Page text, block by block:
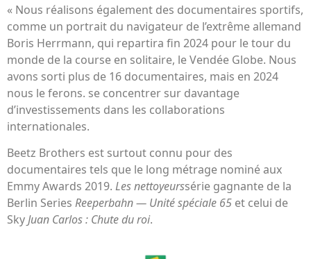
« Nous réalisons également des documentaires sportifs,
comme un portrait du navigateur de l’extrême allemand
Boris Herrmann, qui repartira fin 2024 pour le tour du
monde de la course en solitaire, le Vendée Globe. Nous
avons sorti plus de 16 documentaires, mais en 2024
nous le ferons. se concentrer sur davantage
d’investissements dans les collaborations
internationales.
Beetz Brothers est surtout connu pour des
documentaires tels que le long métrage nominé aux
Emmy Awards 2019. Les nettoyeurssérie gagnante de la
Berlin Series Reeperbahn — Unité spéciale 65 et celui de
SkyJuan Carlos : Chute du roi.